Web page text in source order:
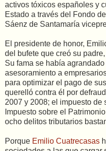
activos tóxicos españoles y
Estado a través del Fondo
Sáenz de Santamaría
El presidente de honor,
del bufete que creó su
Su fama se había
asesoramiento a
para optimizar el pago de
querelló contra él por
2007 y 2008; el impuesto de
Impuesto sobre el
ocho delitos tributarios
Porque Emilio Cuatrecasas